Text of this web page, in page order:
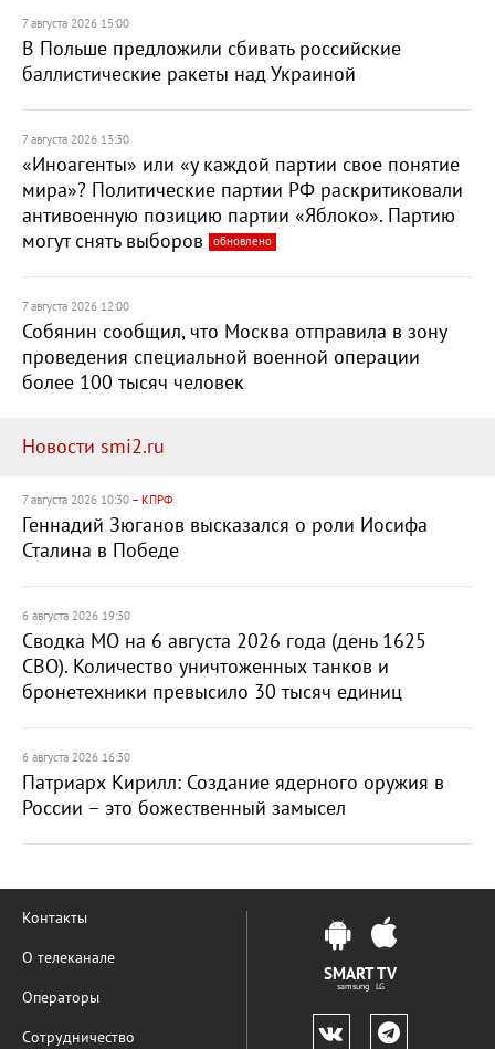
7 августа 2026 15:00
В Польше предложили сбивать российские
баллистические ракеты над Украиной
7 августа 2026 13:30
«Иноагенты» или «у каждой партии свое понятие
мира»? Политические партии РФ раскритиковали
антивоенную позицию партии «Яблоко». Партию
могут снять выборов
обновлено
7 августа 2026 12:00
Собянин сообщил, что Москва отправила в зону
проведения специальной военной операции
более 100 тысяч человек
Новости smi2.ru
7 августа 2026 10:30 – КПРФ
Геннадий Зюганов высказался о роли Иосифа
Сталина в Победе
6 августа 2026 19:30
Сводка МО на 6 августа 2026 года (день 1625
СВО). Количество уничтоженных танков и
бронетехники превысило 30 тысяч единиц
6 августа 2026 16:30
Патриарх Кирилл: Создание ядерного оружия в
России – это божественный замысел
Контакты
О телеканале
Операторы
Сотрудничество
SMART TV
samsung LG